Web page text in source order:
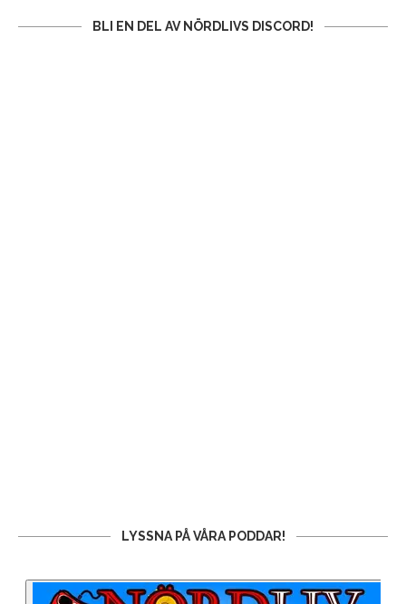
BLI EN DEL AV NÖRDLIVS DISCORD!
LYSSNA PÅ VÅRA PODDAR!